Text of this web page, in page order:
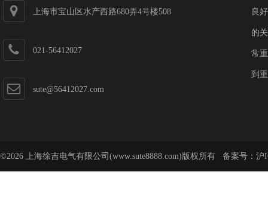
上海市宝山区水产西路680弄4号楼508
021-56412027
sute@56412027.com
良
的
常
到
©2026 上海徐吉电气有限公司(www.sute8888.com)版权所有 备案号： 沪